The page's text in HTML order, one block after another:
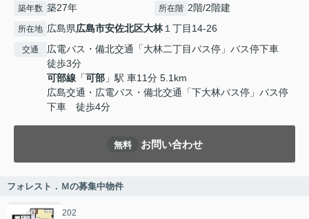
築年数 築27年 所在階 2階/2階建
所在地 広島県広島市安佐北区大林１丁目14-26
交通
広電バス・備北交通「大林二丁目バス停」バス停下車
徒歩3分
可部線 「可部 」駅 車11分 5.1km
広島交通・広電バス・備北交通「下大林バス停」バス停
下車 徒歩4分
無料 お問い合わせ
フォレスト．Ｍの募集中物件
202